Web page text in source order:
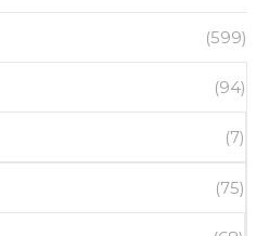
(599)
(94)
(7)
(75)